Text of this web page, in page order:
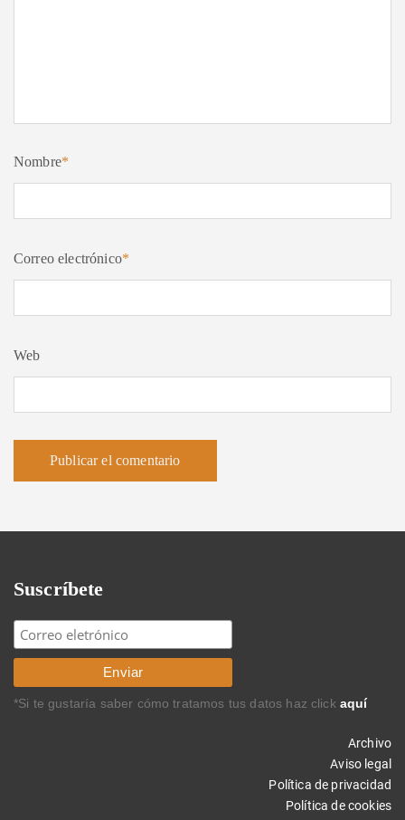
Nombre*
Correo electrónico*
Web
Suscríbete
*Si te gustaría saber cómo tratamos tus datos haz click aquí
Archivo
Aviso legal
Política de privacidad
Política de cookies